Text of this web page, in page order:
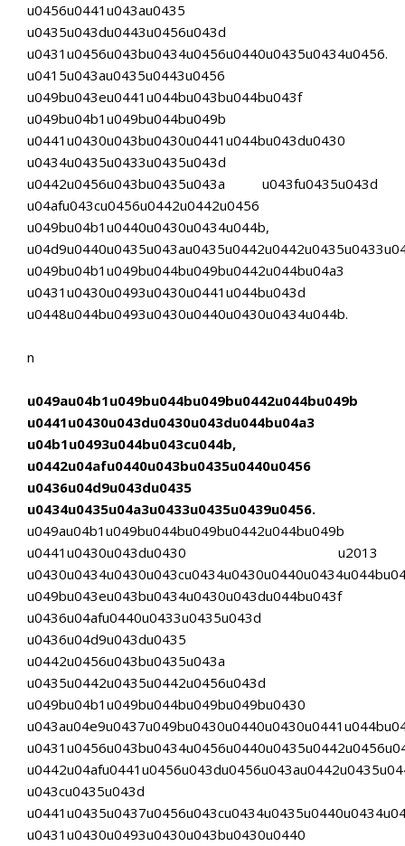
u0456u0441u043au0435
u0435u043du0443u0456u043d
u0431u0456u043bu0434u0456u0440u0435u0434u0456.
u0415u043au0435u0443u0456
u049bu043eu0441u044bu043bu044bu043f
u049bu04b1u049bu044bu049b
u0441u0430u043bu0430u0441u044bu043du0430
u0434u0435u0433u0435u043d
u0442u0456u043bu0435u043a u043fu0435u043d
u04afu043cu0456u0442u0442u0456
u049bu04b1u0440u0430u0434u044b,
u049bu04b1u049bu044bu049bu0442u044bu04a3
u0431u0430u0493u0430u0441u044bu043d
u0448u044bu0493u0430u0440u0430u0434u044b.
n
u049au04b1u049bu044bu049bu0442u044bu049b
u0441u0430u043du0430u043du044bu04a3
u04b1u0493u044bu043cu044b,
u0442u04afu0440u043bu0435u0440u0456
u0436u04d9u043du0435
u0434u0435u04a3u0433u0435u0439u0456.
u049au04b1u049bu044bu049bu0442u044bu049b
u0441u0430u043du0430 u2013
u049bu043eu043bu0434u0430u043du044bu043f
u0436u04afu0440u0433u0435u043d
u0436u04d9u043du0435
u0442u0456u043bu0435u043a
u0435u0442u0435u0442u0456u043d
u049bu04b1u049bu044bu049bu049bu0430
u043cu0435u043d
u0431u0430u0493u0430u043bu0430u0440